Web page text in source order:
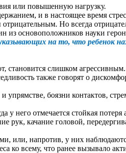
или повышенную нагрузку.
и в настоящее время
Но всегда
из основоположников науки
на то, что ребенок
становится слишком агрессивным.
также говорят о
боязни контактов,
у него отмечается стойкая потеря
рук, качание головой,
или, напротив, у них
ко всему, что ранее вызывало